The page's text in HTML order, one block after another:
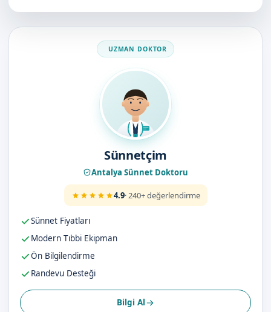
Doktorumuz
Sünnetçim
Antalya Sünnet Doktoru
4.9· 240+ değerlendirme
Sünnet Fiyatları
Modern Tıbbi Ekipman
Ön Bilgilendirme
Randevu Desteği
Bilgi Al